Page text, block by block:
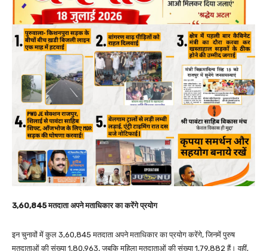
3,60,845 मतदाता अपने मताधिकार का करेंगे प्रयोग
इन चुनावों में कुल 3,60,845 मतदाता अपने मताधिकार का प्रयोग करेंगे, जिनमें पुरुष
मतदाताओं की संख्या 1,80,963, जबकि महिला मतदाताओं की संख्या 1,79,882 हैं। वहीं,